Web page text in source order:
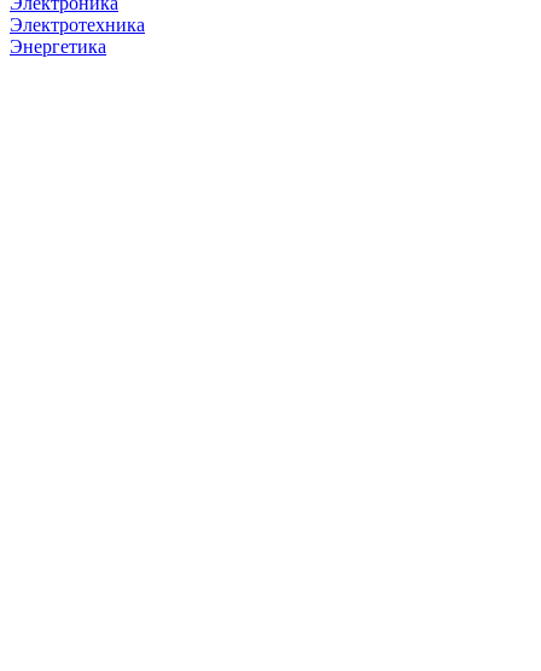
Электротехника
Энергетика